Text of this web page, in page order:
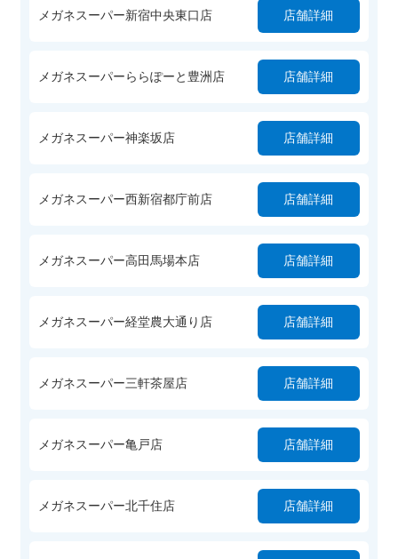
メガネスーパー新宿中央東口店 店舗詳細
メガネスーパーららぽーと豊洲店 店舗詳細
メガネスーパー神楽坂店 店舗詳細
メガネスーパー西新宿都庁前店 店舗詳細
メガネスーパー高田馬場本店 店舗詳細
メガネスーパー経堂農大通り店 店舗詳細
メガネスーパー三軒茶屋店 店舗詳細
メガネスーパー亀戸店 店舗詳細
メガネスーパー北千住店 店舗詳細